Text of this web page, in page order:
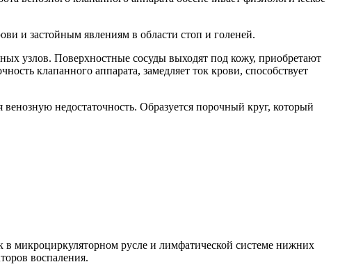
и застойным явлениям в области стоп и голеней.
узлов. Поверхностные сосуды выходят под кожу, приобретают
клапанного аппарата, замедляет ток крови, способствует
недостаточность. Образуется порочный круг, который
в микроциркуляторном русле и лимфатической системе нижних
воспаления.